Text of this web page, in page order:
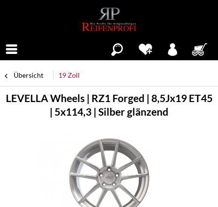
Übersicht 19 Zoll
LEVELLA Wheels | RZ1 Forged | 8,5Jx19 ET45
| 5x114,3 | Silber glänzend